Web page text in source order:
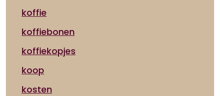
koffie
koffiebonen
koffiekopjes
koop
kosten